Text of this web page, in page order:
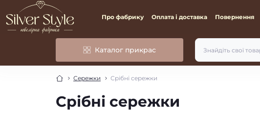
Про фабрику Оплата і доставка Повернення
Каталог прикрас
Сережки Срібні сережки
Срібні сережки